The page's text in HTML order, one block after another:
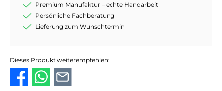
Premium Manufaktur – echte Handarbeit
Persönliche Fachberatung
Lieferung zum Wunschtermin
Dieses Produkt weiterempfehlen: